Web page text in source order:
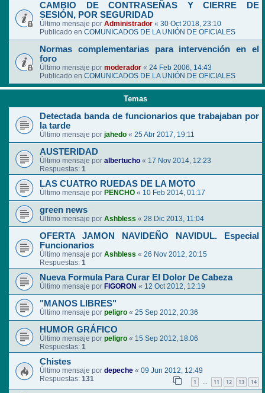
CAMBIO DE CONTRASEÑAS Y CIERRE DE
SESIÓN, POR SEGURIDAD
Último mensaje por Administrador « 30 Oct 2018, 23:10
Publicado en COMUNICADOS DE LA UNIÓN DE OFICIALES
Normas complementarias para intervención en el
foro
Último mensaje por moderador « 24 Feb 2006, 14:43
Publicado en COMUNICADOS DE LA UNIÓN DE OFICIALES
Temas
Detectada banda de funcionarios que trabajaban por
la tarde
Último mensaje por jahedo « 25 Abr 2017, 19:11
AUSTERIDAD
Último mensaje por albertucho « 17 Nov 2014, 12:23
Respuestas: 1
LAS CUATRO RUEDAS DE LA MOTO
Último mensaje por PENCHO « 10 Feb 2014, 01:17
green news
Último mensaje por Ashbless « 28 Dic 2013, 11:04
OFERTA JAMON NAVIDEÑO NAVIDUL. Especial
Funcionarios
Último mensaje por Ashbless « 26 Nov 2012, 20:15
Respuestas: 1
Nueva Formula Para Curar El Dolor De Cabeza
Último mensaje por FIGORON « 12 Oct 2012, 12:19
"MANOS LIBRES"
Último mensaje por peligro « 25 Sep 2012, 20:36
HUMOR GRÁFICO
Último mensaje por peligro « 15 Sep 2012, 18:06
Respuestas: 1
Chistes
Último mensaje por depeche « 09 Jun 2012, 12:49
Respuestas: 131 1 … 11 12 13 14